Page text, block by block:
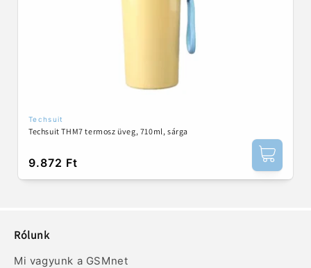
Forgalmazó:
Techsuit
Techsuit THM7 termosz üveg, 710ml, sárga
Normál
ár
9.872 Ft
Rólunk
Mi vagyunk a GSMnet